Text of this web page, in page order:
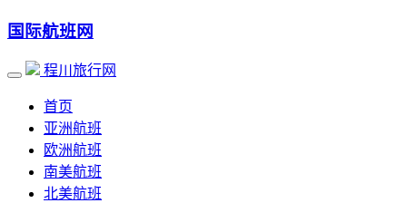
国际航班网
程川旅行网
首页
亚洲航班
欧洲航班
南美航班
北美航班